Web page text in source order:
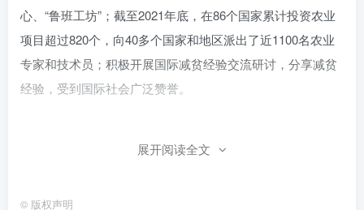
心、“鲁班工坊”；截至2021年底，在86个国家累计投资农业
项目超过820个，向40多个国家和地区派出了近1100名农业
专家和技术员；积极开展国际减贫经验交流研讨，分享减贫
经验，受到国际社会广泛赞誉。
中国式现代化中，中国共产党持续推进作风建设深化自我革
展开阅读全文
© 版权声明